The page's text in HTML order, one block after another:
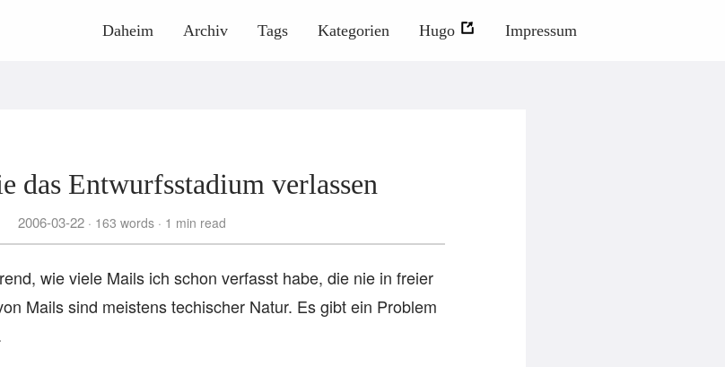
Daheim Archiv Tags Kategorien Hugo Impressum
das Entwurfsstadium verlassen
2006-03-22 163 words 1 min read
wie viele Mails ich schon verfasst habe, die nie in freier
Mails sind meistens techischer Natur. Es gibt ein Problem